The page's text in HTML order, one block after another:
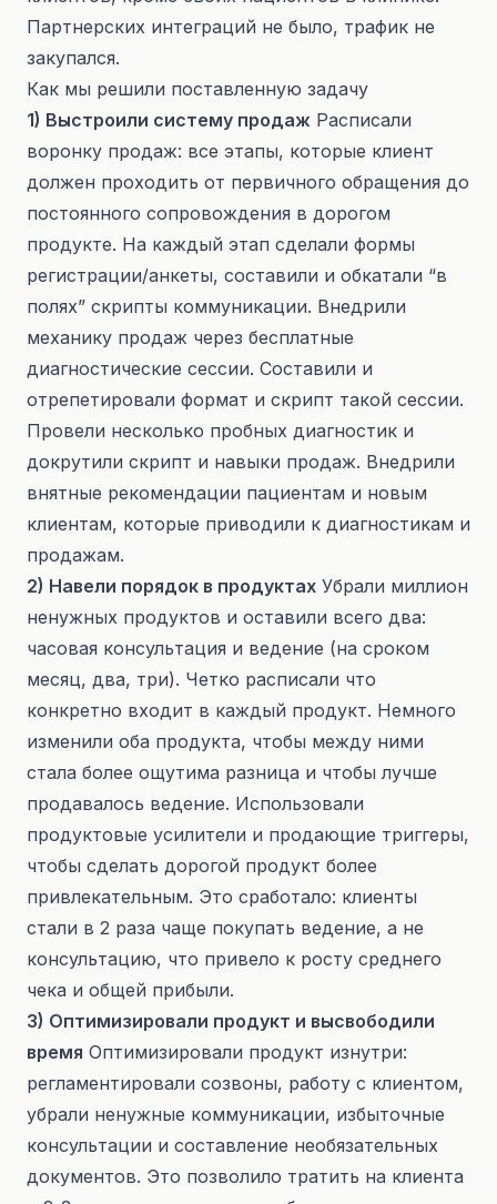
Партнерских интеграций не было, трафик не
закупался.
Как мы решили поставленную задачу
1) Выстроили систему продаж Расписали
воронку продаж: все этапы, которые клиент
должен проходить от первичного обращения до
постоянного сопровождения в дорогом
продукте. На каждый этап сделали формы
регистрации/анкеты, составили и обкатали “в
полях” скрипты коммуникации. Внедрили
механику продаж через бесплатные
диагностические сессии. Составили и
отрепетировали формат и скрипт такой сессии.
Провели несколько пробных диагностик и
докрутили скрипт и навыки продаж. Внедрили
внятные рекомендации пациентам и новым
клиентам, которые приводили к диагностикам и
продажам.
2) Навели порядок в продуктах Убрали миллион
ненужных продуктов и оставили всего два:
часовая консультация и ведение (на сроком
месяц, два, три). Четко расписали что
конкретно входит в каждый продукт. Немного
изменили оба продукта, чтобы между ними
стала более ощутима разница и чтобы лучше
продавалось ведение. Использовали
продуктовые усилители и продающие триггеры,
чтобы сделать дорогой продукт более
привлекательным. Это сработало: клиенты
стали в 2 раза чаще покупать ведение, а не
консультацию, что привело к росту среднего
чека и общей прибыли.
3) Оптимизировали продукт и высвободили
время Оптимизировали продукт изнутри:
регламентировали созвоны, работу с клиентом,
убрали ненужные коммуникации, избыточные
консультации и составление необязательных
документов. Это позволило тратить на клиента